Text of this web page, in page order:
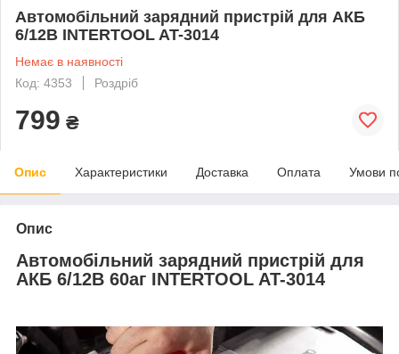
Автомобільний зарядний пристрій для АКБ
6/12В INTERTOOL AT-3014
Немає в наявності
Код: 4353
Роздріб
799 ₴
Опис Характеристики Доставка Оплата Умови
Опис
Автомобільний зарядний пристрій для
АКБ 6/12В 60аг INTERTOOL AT-3014